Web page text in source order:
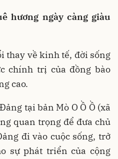
hương ngày càng giàu
thay về kinh tế, đời sống
chính trị của đồng bào
cao.
tại bản Mò O Ồ Ồ (xã
quan trọng để đưa chủ
đi vào cuộc sống, trở
sự phát triển của cộng